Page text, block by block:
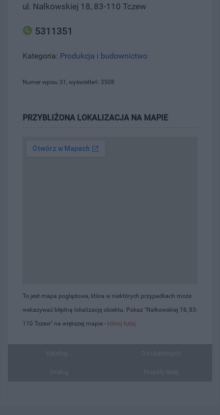
ul. Nałkowskiej 18, 83-110 Tczew
5311351
Kategoria: Produkcja i budownictwo
Numer wpisu 31, wyświetleń: 3508
PRZYBLIŻONA LOKALIZACJA NA MAPIE
To jest mapa poglądowa, która w niektórych przypadkach może
wskazywać błędną lokalizację obiektu. Pokaż "Nałkowskiej 18, 83-
110 Tczew" na większej mapie - kliknij tutaj